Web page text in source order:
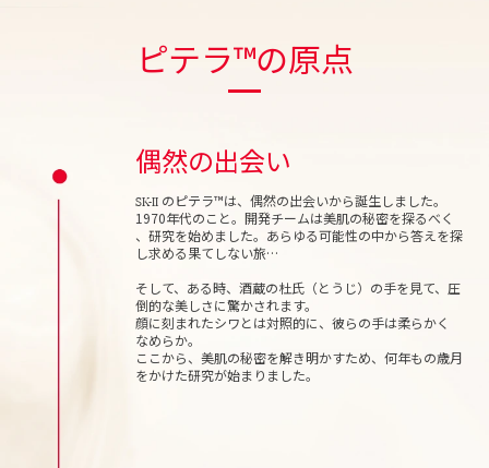
ピテラ™の原点
偶然の出会い
SK-II のピテラ™は、偶然の出会いから誕生しました。
1970年代のこと。開発チームは美肌の秘密を探るべく
、研究を始めました。あらゆる可能性の中から答えを探
し求める果てしない旅…
そして、ある時、酒蔵の杜氏（とうじ）の手を見て、圧
倒的な美しさに驚かされます。
顔に刻まれたシワとは対照的に、彼らの手は柔らかく
なめらか。
ここから、美肌の秘密を解き明かすため、何年もの歳月
をかけた研究が始まりました。